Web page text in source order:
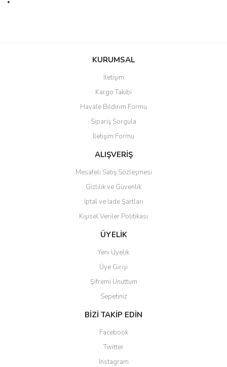
Bu ürüne ilk yorumu siz yapın!
Ürün resmi kalitesiz, bozuk veya görüntülenemiyor.
Ürün açıklamasında eksik bilgiler bulunuyor.
Ürün bilgilerinde hatalar bulunuyor.
Ürün fiyatı diğer sitelerden daha pahalı.
Bu ürüne benzer farklı alternatifler olmalı.
Gönder
KURUMSAL
İletişim
Kargo Takibi
Havale Bildirim Formu
Sipariş Sorgula
İletişim Formu
ALIŞVERİŞ
Mesafeli Satış Sözleşmesi
Gizlilik ve Güvenlik
İptal ve İade Şartları
Kişisel Veriler Politikası
ÜYELİK
Yeni Üyelik
Üye Girişi
Şifremi Unuttum
Sepetiniz
BİZİ TAKİP EDİN
Facebook
Twitter
Instagram